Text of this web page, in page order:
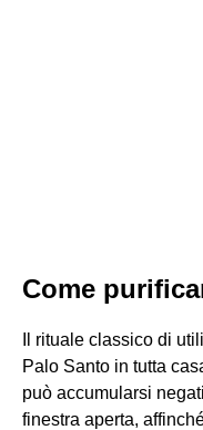
Come
Il rituale classico di
Palo Santo in tutta
può accumularsi
finestra aperta,